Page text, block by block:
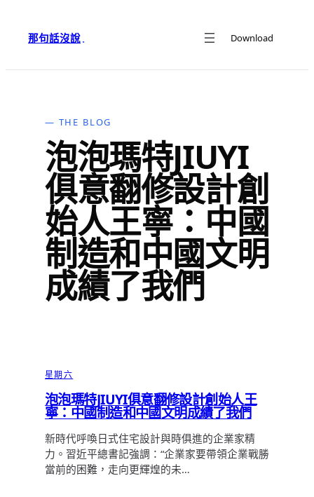
內
那句話沒說· Download
— THE BLOG
泡泡瑪特JIUYI
俱意翻修設計創
始人王寧：中國
制造和中國文明
成績了我們
星期六
泡泡瑪特JIUYI俱意翻修設計創始人王
寧：中國制造和中國文明成績了我們
新時代呼喚日式住宅設計與時俱進的企業家精
力。習近平總書記強調：“企業家要帶領企業戰勝
當前的困難，走向更輝煌的未…